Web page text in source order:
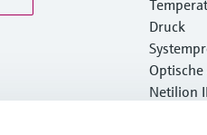
Druck
Optische
Netilion